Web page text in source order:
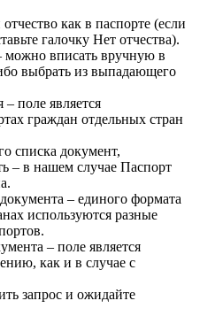
как в паспорте (если
галочку Нет отчества).
можно вписать вручную в
выбрать из выпадающего
поле является
граждан отдельных стран
списка документ,
– в нашем случае Паспорт
.
– единого формата
используются разные
– поле является
как и в случае с
запрос и ожидайте